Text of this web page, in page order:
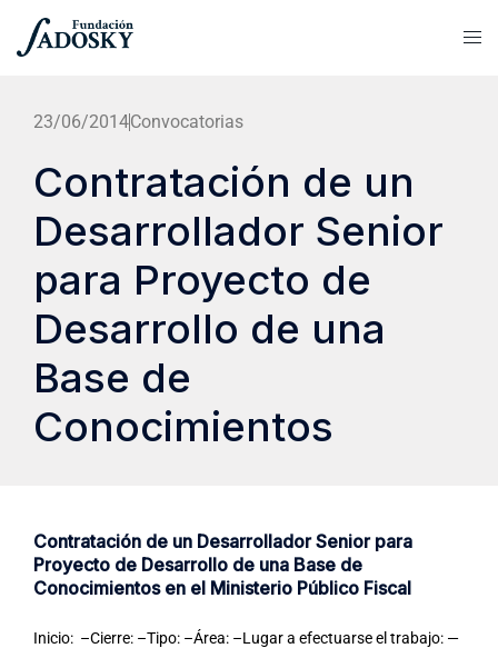
23/06/2014Convocatorias
Contratación de un
Desarrollador Senior
para Proyecto de
Desarrollo de una
Base de
Conocimientos
Contratación de un Desarrollador Senior para
Proyecto de Desarrollo de una Base de
Conocimientos en el Ministerio Público Fiscal
Inicio: –Cierre: –Tipo: –Área: –Lugar a efectuarse el trabajo: —